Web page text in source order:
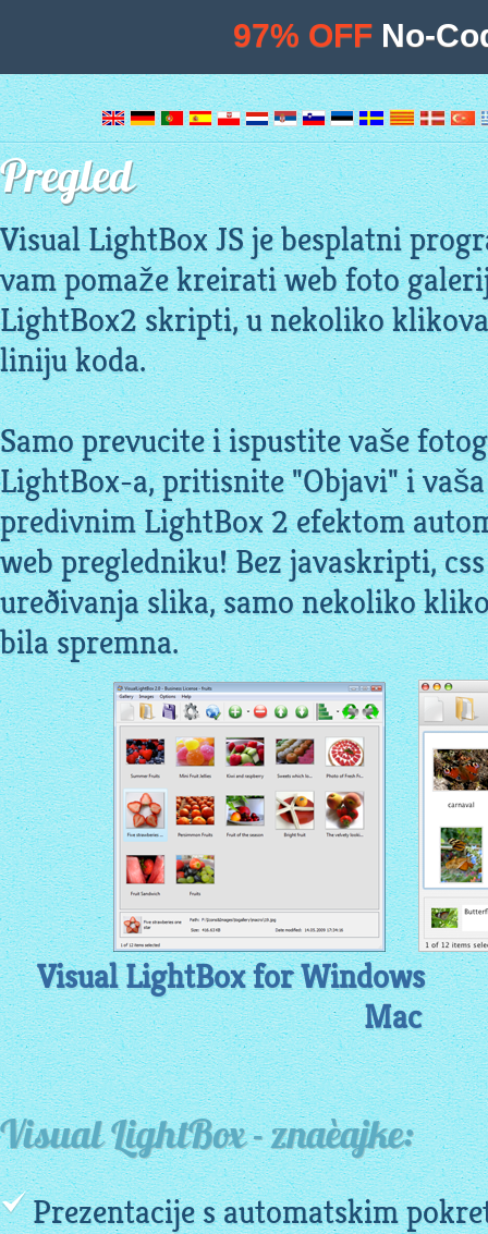
Pregled
Visual LightBox JS je besplatni
vam pomaže kreirati web foto
LightBox2 skripti, u nekoliko
liniju koda.
Samo prevucite i ispustite vaše
LightBox-a, pritisnite "Objavi" i
predivnim LightBox 2 efektom
web pregledniku! Bez javaskripti,
ureðivanja slika, samo nekoliko
bila spremna.
Visual LightBox for Windows
Mac
Visual LightBox - znaèajke:
Prezentacije s automatskim
97% OFF No-